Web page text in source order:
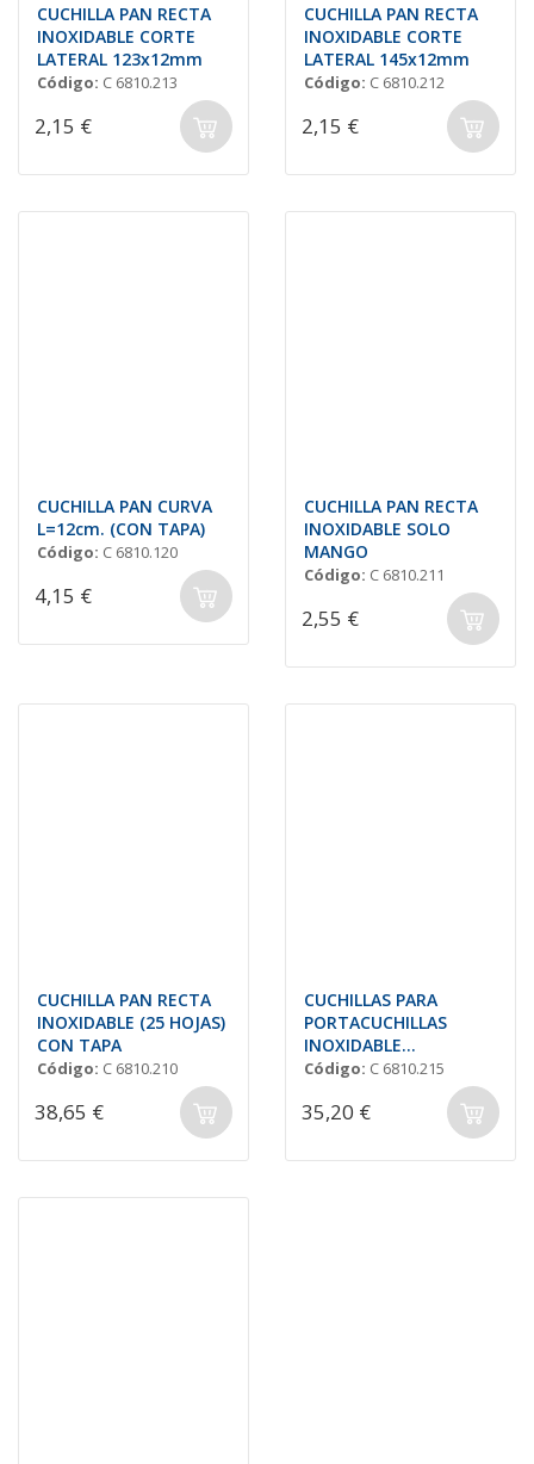
CUCHILLA PAN RECTA
INOXIDABLE CORTE
LATERAL 123x12mm
Código: C 6810.213
2,15 €
CUCHILLA PAN RECTA
INOXIDABLE CORTE
LATERAL 145x12mm
Código: C 6810.212
2,15 €
CUCHILLA PAN CURVA
L=12cm. (CON TAPA)
Código: C 6810.120
4,15 €
CUCHILLA PAN RECTA
INOXIDABLE SOLO
MANGO
Código: C 6810.211
2,55 €
CUCHILLA PAN RECTA
INOXIDABLE (25 HOJAS)
CON TAPA
Código: C 6810.210
38,65 €
CUCHILLAS PARA
PORTACUCHILLAS
INOXIDABLE
(4x10hojas)
Código: C 6810.215
35,20 €